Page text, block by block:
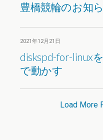
豊橋競輪のお知
2021年12月21日
diskspd-for-linux
で動かす
Load More